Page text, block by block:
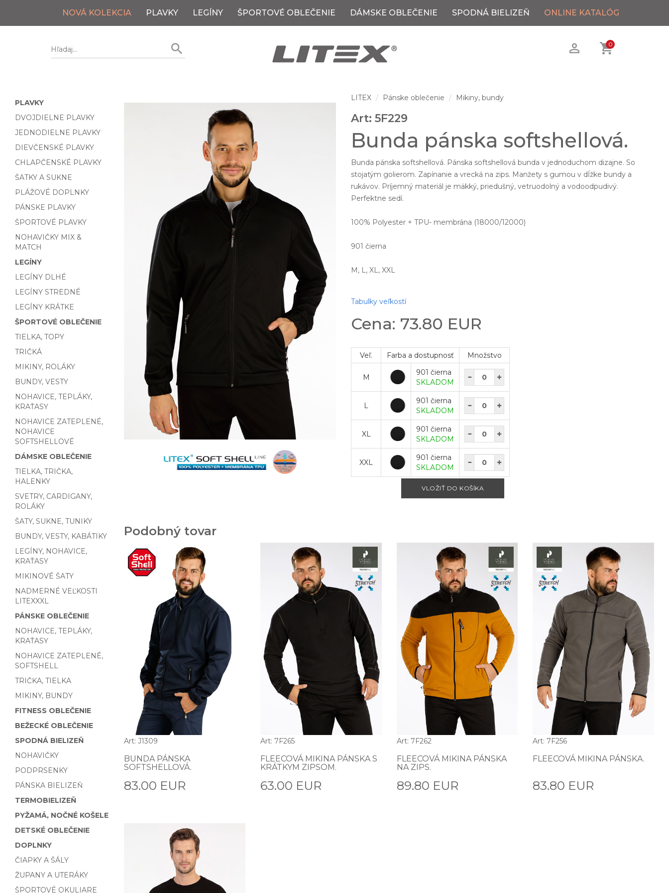
NOVÁ KOLEKCIA PLAVKY LEGÍNY ŠPORTOVÉ OBLEČENIE DÁMSKE OBLEČENIE SPODNÁ BIELIZEŇ ONLINE KATALÓG
0
PLAVKY
DVOJDIELNE PLAVKY
JEDNODIELNE PLAVKY
DIEVČENSKÉ PLAVKY
CHLAPČENSKÉ PLAVKY
ŠATKY A SUKNE
PLÁŽOVÉ DOPLNKY
PÁNSKE PLAVKY
ŠPORTOVÉ PLAVKY
NOHAVIČKY MIX &
MATCH
LEGÍNY
LEGÍNY DLHÉ
LEGÍNY STREDNÉ
LEGÍNY KRÁTKE
ŠPORTOVÉ OBLEČENIE
TIELKA, TOPY
TRIČKÁ
MIKINY, ROLÁKY
BUNDY, VESTY
NOHAVICE, TEPLÁKY,
KRAŤASY
NOHAVICE ZATEPLENÉ,
NOHAVICE
SOFTSHELLOVÉ
DÁMSKE OBLEČENIE
TIELKA, TRIČKA,
HALENKY
SVETRY, CARDIGANY,
ROLÁKY
ŠATY, SUKNE, TUNIKY
BUNDY, VESTY, KABÁTIKY
LEGÍNY, NOHAVICE,
KRAŤASY
MIKINOVÉ ŠATY
NADMERNÉ VEĽKOSTI
LITEXXXL
PÁNSKE OBLEČENIE
NOHAVICE, TEPLÁKY,
KRAŤASY
NOHAVICE ZATEPLENÉ,
SOFTSHELL
TRIČKA, TIELKA
MIKINY, BUNDY
FITNESS OBLEČENIE
BEŽECKÉ OBLEČENIE
SPODNÁ BIELIZEŇ
NOHAVIČKY
PODPRSENKY
PÁNSKA BIELIZEŇ
TERMOBIELIZEŇ
PYŽAMÁ, NOČNÉ KOŠELE
DETSKÉ OBLEČENIE
DOPLNKY
ČIAPKY A ŠÁLY
ŽUPANY A UTERÁKY
ŠPORTOVÉ OKULIARE
LITEX Pánske oblečenie Mikiny, bundy
Art: 5F229
Bunda pánska softshellová.
Bunda pánska softshellová. Pánska softshellová bunda v jednoduchom dizajne. So
stojatým golierom. Zapínanie a vrecká na zips. Manžety s gumou v dĺžke bundy a
rukávov. Príjemný materiál je mäkký, priedušný, vetruodolný a vodoodpudivý.
Perfektne sedí.
100% Polyester + TPU- membrána (18000/12000)
901 čierna
M, L, XL, XXL
Tabulky veľkostí
Cena: 73.80 EUR
Veľ. Farba a dostupnosť Množstvo
M
901 čierna
SKLADOM
L
901 čierna
SKLADOM
XL
901 čierna
SKLADOM
XXL
901 čierna
SKLADOM
Podobný tovar
Art: J1309
BUNDA PÁNSKA
SOFTSHELLOVÁ.
83.00 EUR
Art: 7F265
FLEECOVÁ MIKINA PÁNSKA S
KRÁTKYM ZIPSOM.
63.00 EUR
Art: 7F262
FLEECOVÁ MIKINA PÁNSKA
NA ZIPS.
89.80 EUR
Art: 7F256
FLEECOVÁ MIKINA PÁNSKA.
83.80 EUR